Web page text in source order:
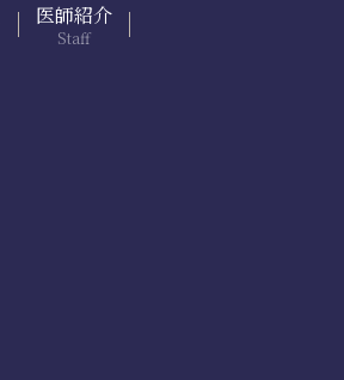
医師紹介
Staff